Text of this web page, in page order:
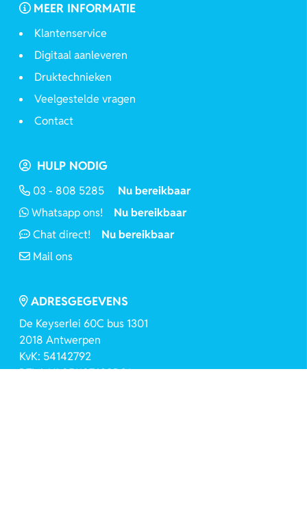
MEER INFORMATIE
Klantenservice
Digitaal aanleveren
Druktechnieken
Veelgestelde vragen
Contact
HULP NODIG
03 - 808 5285
Nu bereikbaar
Whatsapp ons!
Nu bereikbaar
Chat direct!
Nu bereikbaar
Mail ons
ADRESGEGEVENS
De Keyserlei 60C bus 1301
2018 Antwerpen
KvK: 54142792
BTW: NL851187638B01